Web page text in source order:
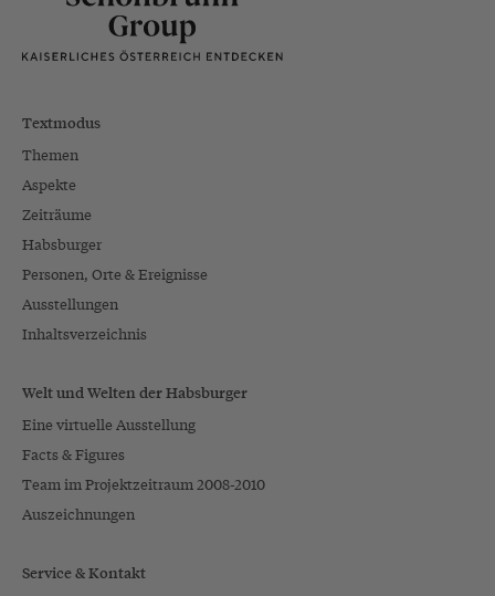
Textmodus
Themen
Aspekte
Zeiträume
Habsburger
Personen, Orte & Ereignisse
Ausstellungen
Inhaltsverzeichnis
Welt und Welten der Habsburger
Eine virtuelle Ausstellung
Facts & Figures
Team im Projektzeitraum 2008-2010
Auszeichnungen
Service & Kontakt